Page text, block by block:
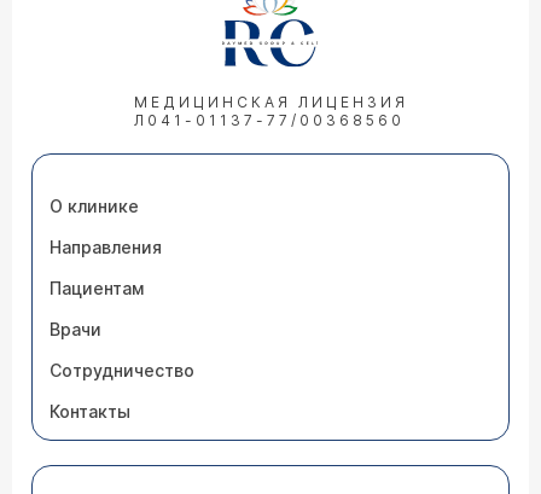
МЕДИЦИНСКАЯ ЛИЦЕНЗИЯ
Л041-01137-77/00368560
О клинике
Направления
Пациентам
Врачи
Сотрудничество
Контакты